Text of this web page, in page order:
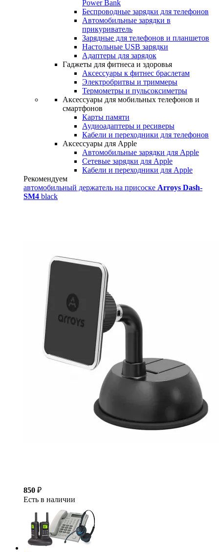
Power Bank
Беспроводные зарядки для телефонов
Автомобильные зарядки в
прикуриватель
Зарядные для телефонов и планшетов
Настольные USB зарядки
Адаптеры для зарядок
Гаджеты для фитнеса и здоровья
Аксессуары к фитнес браслетам
Электробритвы и триммеры
Термометры и пульсоксиметры
Аксессуары для мобильных телефонов и
смартфонов
Карты памяти
Аудиоадаптеры и ресиверы
Кабели и переходники для телефонов
Аксессуары для Apple
Автомобильные зарядки для Apple
Сетевые зарядки для Apple
Кабели и переходники для Apple
Рекомендуем
автомобильный держатель на присоске Arroys Dash-
SM4 black
850 ₽
Есть в наличии